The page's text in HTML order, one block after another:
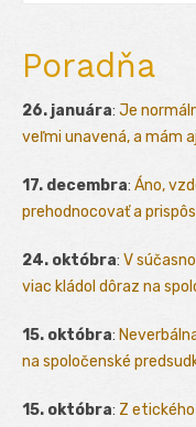
Poradňa
26. januára: Je
veľmi unavená, a mám
17. decembra: Áno,
prehodnocovať a
24. októbra: V
viac kládol dôraz na
15. októbra:
na spoločenské
15. októbra: Z